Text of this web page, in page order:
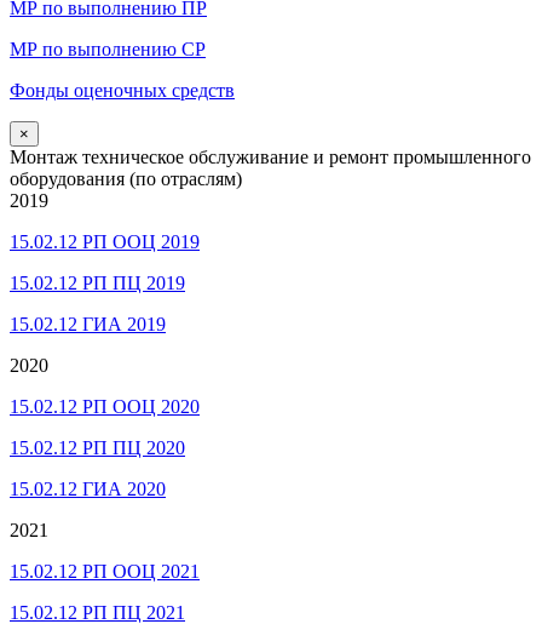
МР по выполнению ПР
МР по выполнению СР
Фонды оценочных средств
×
Монтаж техническое обслуживание и ремонт промышленного
оборудования (по отраслям)
2019
15.02.12 РП ООЦ 2019
15.02.12 РП ПЦ 2019
15.02.12 ГИА 2019
2020
15.02.12 РП ООЦ 2020
15.02.12 РП ПЦ 2020
15.02.12 ГИА 2020
2021
15.02.12 РП ООЦ 2021
15.02.12 РП ПЦ 2021